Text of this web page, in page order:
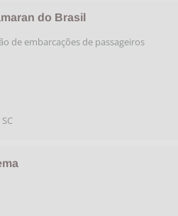
do Brasil
de embarcações de passageiros
SC